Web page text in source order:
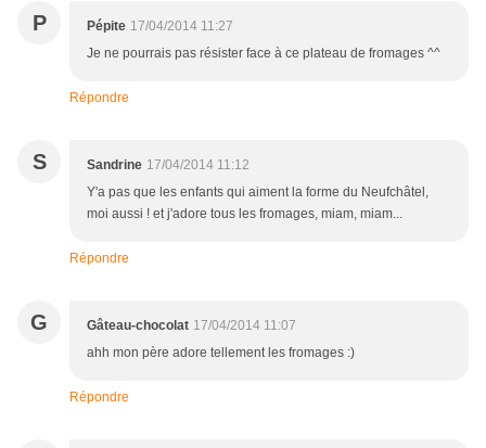
P Pépite 17/04/2014 11:27
Je ne pourrais pas résister face à ce plateau de fromages ^^
Répondre
S Sandrine 17/04/2014 11:12
Y'a pas que les enfants qui aiment la forme du Neufchâtel,
moi aussi ! et j'adore tous les fromages, miam, miam...
Répondre
G Gâteau-chocolat 17/04/2014 11:07
ahh mon père adore tellement les fromages :)
Répondre